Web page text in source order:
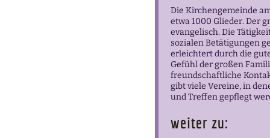
Die Kirchengemeinde
etwa 1000 Glieder. Der
evangelisch. Die
sozialen Betätigungen
erleichtert durch die
Gefühl der großen
freundschaftliche
gibt viele Vereine, in
und Treffen gepflegt
weiter zu: